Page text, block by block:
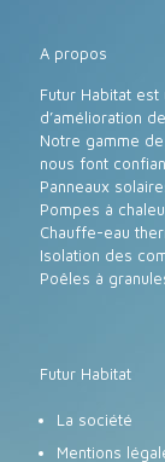
A propos
Futur Habitat
d’amélioration
Notre gamme
nous font
Panneaux
Pompes à
Chauffe-eau
Isolation des
Poêles à
Futur Habitat
La société
Mentions